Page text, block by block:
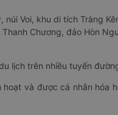
núi Voi, khu di tích Tràng
Chương, đảo Hòn
lịch trên nhiều tuyến
và được cá nhân hóa